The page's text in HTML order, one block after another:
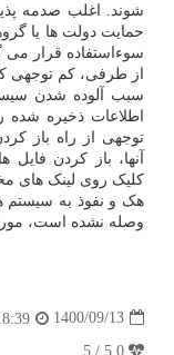
شوند. اغلب صدمه
حمایت دولت ها یا
سوءاستفاده قرار می
از طرفی، کم توجهی
سبب آلوده شدن
اطلاعات ذخیره شده
توجهی از راه باز
آنها، باز کردن فایل
کلیک روی لینک های
هک و نفوذ به سیستم
وصله نشده است،
1400/09/13